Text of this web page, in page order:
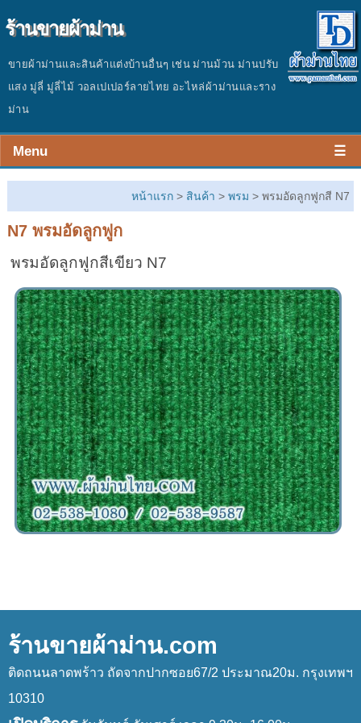
ร้านขายผ้าม่าน
ขายผ้าม่านและสินค้าแต่งบ้านอื่นๆ เช่น ม่านม้วน ม่านปรับ
แสง มู่ลี่ มู่ลี่ไม้ วอลเปเปอร์ลายไทย อะไหล่ผ้าม่านและราง
ม่าน
Menu ☰
หน้าร้าน
ผลงาน
ประเมินราคา
ติดต่อร้าน
บทความ
หน้าแรก > สินค้า >พรม > พรมอัดลูกฟูกสี N7
N7 พรมอัดลูกฟูก
พรมอัดลูกฟูกสีเขียว N7
ร้านขายผ้าม่าน.com
ติดถนนลาดพร้าว ถัดจากปากซอย67/2 ประมาณ20ม. กรุงเทพฯ
10310